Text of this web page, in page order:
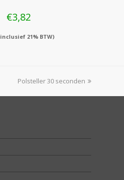
€3,82
inclusief 21% BTW)
next
Polsteller 30 seconden